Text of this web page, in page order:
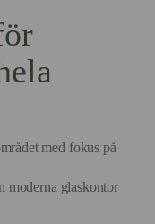
med fokus på
moderna glaskontor